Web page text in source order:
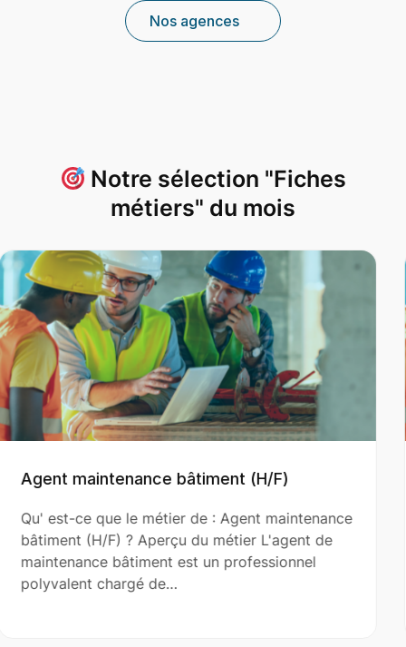
Nos agences
Notre sélection "Fiches
métiers" du mois
F)
de
Aide Couvreur (H/F)
Qu' est-ce que le métier de : Aide
(H/F) ? Aperçu du métier L'aide
le couvreur principal dans
réparation et…